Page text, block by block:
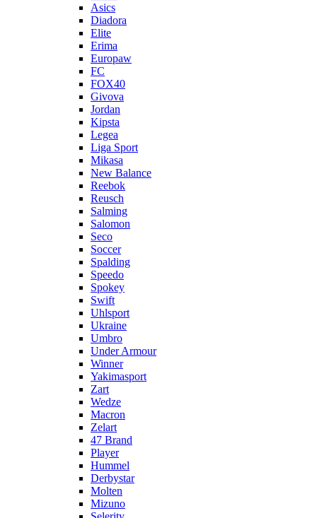
Asics
Diadora
Elite
Erima
Europaw
FC
FOX40
Givova
Jordan
Kipsta
Legea
Liga Sport
Mikasa
New Balance
Reebok
Reusch
Salming
Salomon
Seco
Soccer
Spalding
Speedo
Spokey
Swift
Uhlsport
Ukraine
Umbro
Under Armour
Winner
Yakimasport
Zart
Wedze
Macron
Zelart
47 Brand
Player
Hummel
Derbystar
Molten
Mizuno